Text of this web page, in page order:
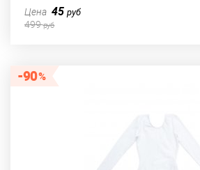
Цена 45руб
499руб
90